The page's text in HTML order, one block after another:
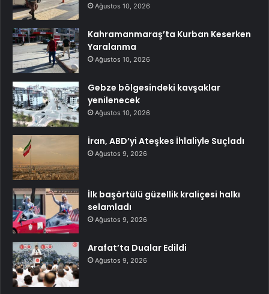
Ağustos 10, 2026
Kahramanmaraş’ta Kurban Keserken
Yaralanma
Ağustos 10, 2026
Gebze bölgesindeki kavşaklar
yenilenecek
Ağustos 10, 2026
İran, ABD’yi Ateşkes İhlaliyle Suçladı
Ağustos 9, 2026
İlk başörtülü güzellik kraliçesi halkı
selamladı
Ağustos 9, 2026
Arafat’ta Dualar Edildi
Ağustos 9, 2026